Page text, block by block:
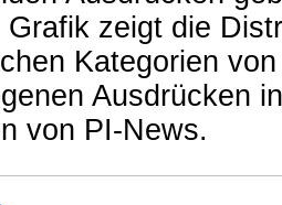
Grafik zeigt die
Kategorien von
Ausdrücken
von PI-News.